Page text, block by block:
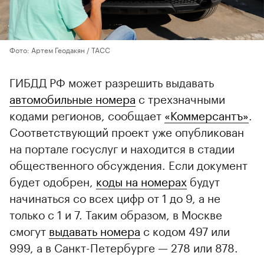
Фото: Артем Геодакян / ТАСС
ГИБДД РФ может разрешить выдавать
автомобильные номера с трехзначными
кодами регионов, сообщает «Коммерсантъ»
Соответствующий проект уже опубликован
на портале госуcлуг и находится в стадии
общественного обсуждения. Если документ
будет одобрен, коды на номерах будут
начинаться со всех цифр от 1 до 9, а не
только с 1 и 7. Таким образом, в Москве
смогут выдавать номера с кодом 497 или
999, а в Санкт-Петербурге — 278 или 878.